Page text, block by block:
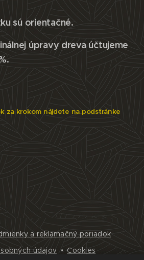
sú orientačné.
úpravy dreva účtujeme
za krokom nájdete na podstránke
a reklamačný poriadok
údajov
Cookies